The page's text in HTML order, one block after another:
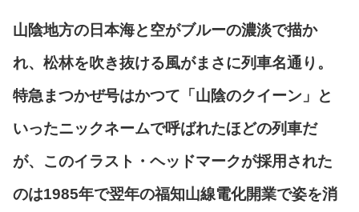
山陰地方の日本海と空がブルーの濃淡で描か
れ、松林を吹き抜ける風がまさに列車名通り。
特急まつかぜ号はかつて「山陰のクイーン」と
いったニックネームで呼ばれたほどの列車だ
が、このイラスト・ヘッドマークが採用された
のは1985年で翌年の福知山線電化開業で姿を消